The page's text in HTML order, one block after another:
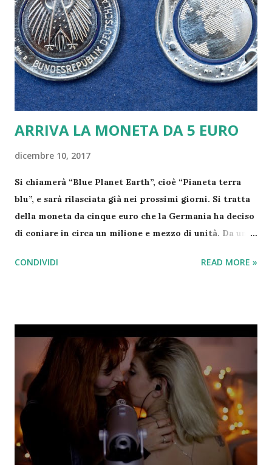
variante dell'artrosi che colpisce il pollice, alla mano
sinistra. Eros lo ha fatto sapere ai fan: "Intervento alla
mano perfettamente riuscito, sarà una notte tosta ma
non mollo" . Poi il pensiero per la figlia Aurora e per la
compagna, Marica Pellegrinelli: "Mi mancate". Grazie
a tutti per i massaggi d'affetto👍💪✋️...
ARRIVA LA MONETA DA 5 EURO
dicembre 10, 2017
Si chiamerà “Blue Planet Earth”, cioè “Pianeta terra
blu”, e sarà rilasciata già nei prossimi giorni. Si tratta
della moneta da cinque euro che la Germania ha deciso
di coniare in circa un milione e mezzo di unità. Da una
dall’altro lato, invece, un planisfero. La moneta è
dalle prime immagini, presenta un anello centrale blu:
tutto per rendere ancora più difficili le contraffazioni.
Questa moneta speciale sarà accettata per il
pagamento soltanto in Germania, ma probabilmente
finirà per lo più nelle mani di collezionisti. Il Paese di
Angela Merkel non è l’unico ad aver rilasciato monete
da collezione: nel 2003 anche l’Italia aveva coniato
delle monete in argento della valuta di 5 euro, mentre
CONDIVIDI READ MORE »